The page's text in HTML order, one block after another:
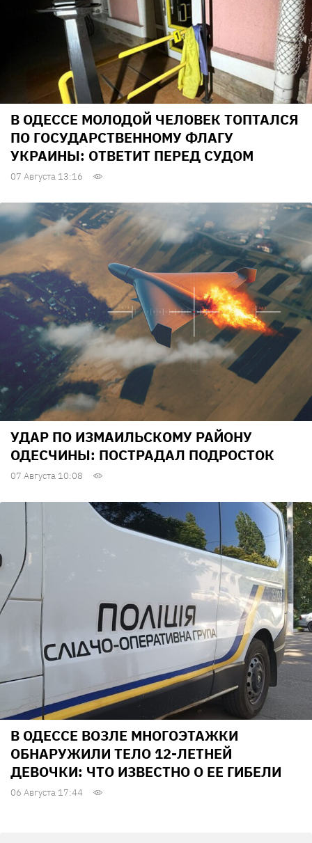
В ОДЕССЕ МОЛОДОЙ ЧЕЛОВЕК ТОПТАЛСЯ
ПО ГОСУДАРСТВЕННОМУ ФЛАГУ
УКРАИНЫ: ОТВЕТИТ ПЕРЕД СУДОМ
07 Августа 13:16
УДАР ПО ИЗМАИЛЬСКОМУ РАЙОНУ
ОДЕСЧИНЫ: ПОСТРАДАЛ ПОДРОСТОК
07 Августа 10:08
В ОДЕССЕ ВОЗЛЕ МНОГОЭТАЖКИ
ОБНАРУЖИЛИ ТЕЛО 12-ЛЕТНЕЙ
ДЕВОЧКИ: ЧТО ИЗВЕСТНО О ЕЕ ГИБЕЛИ
06 Августа 17:44